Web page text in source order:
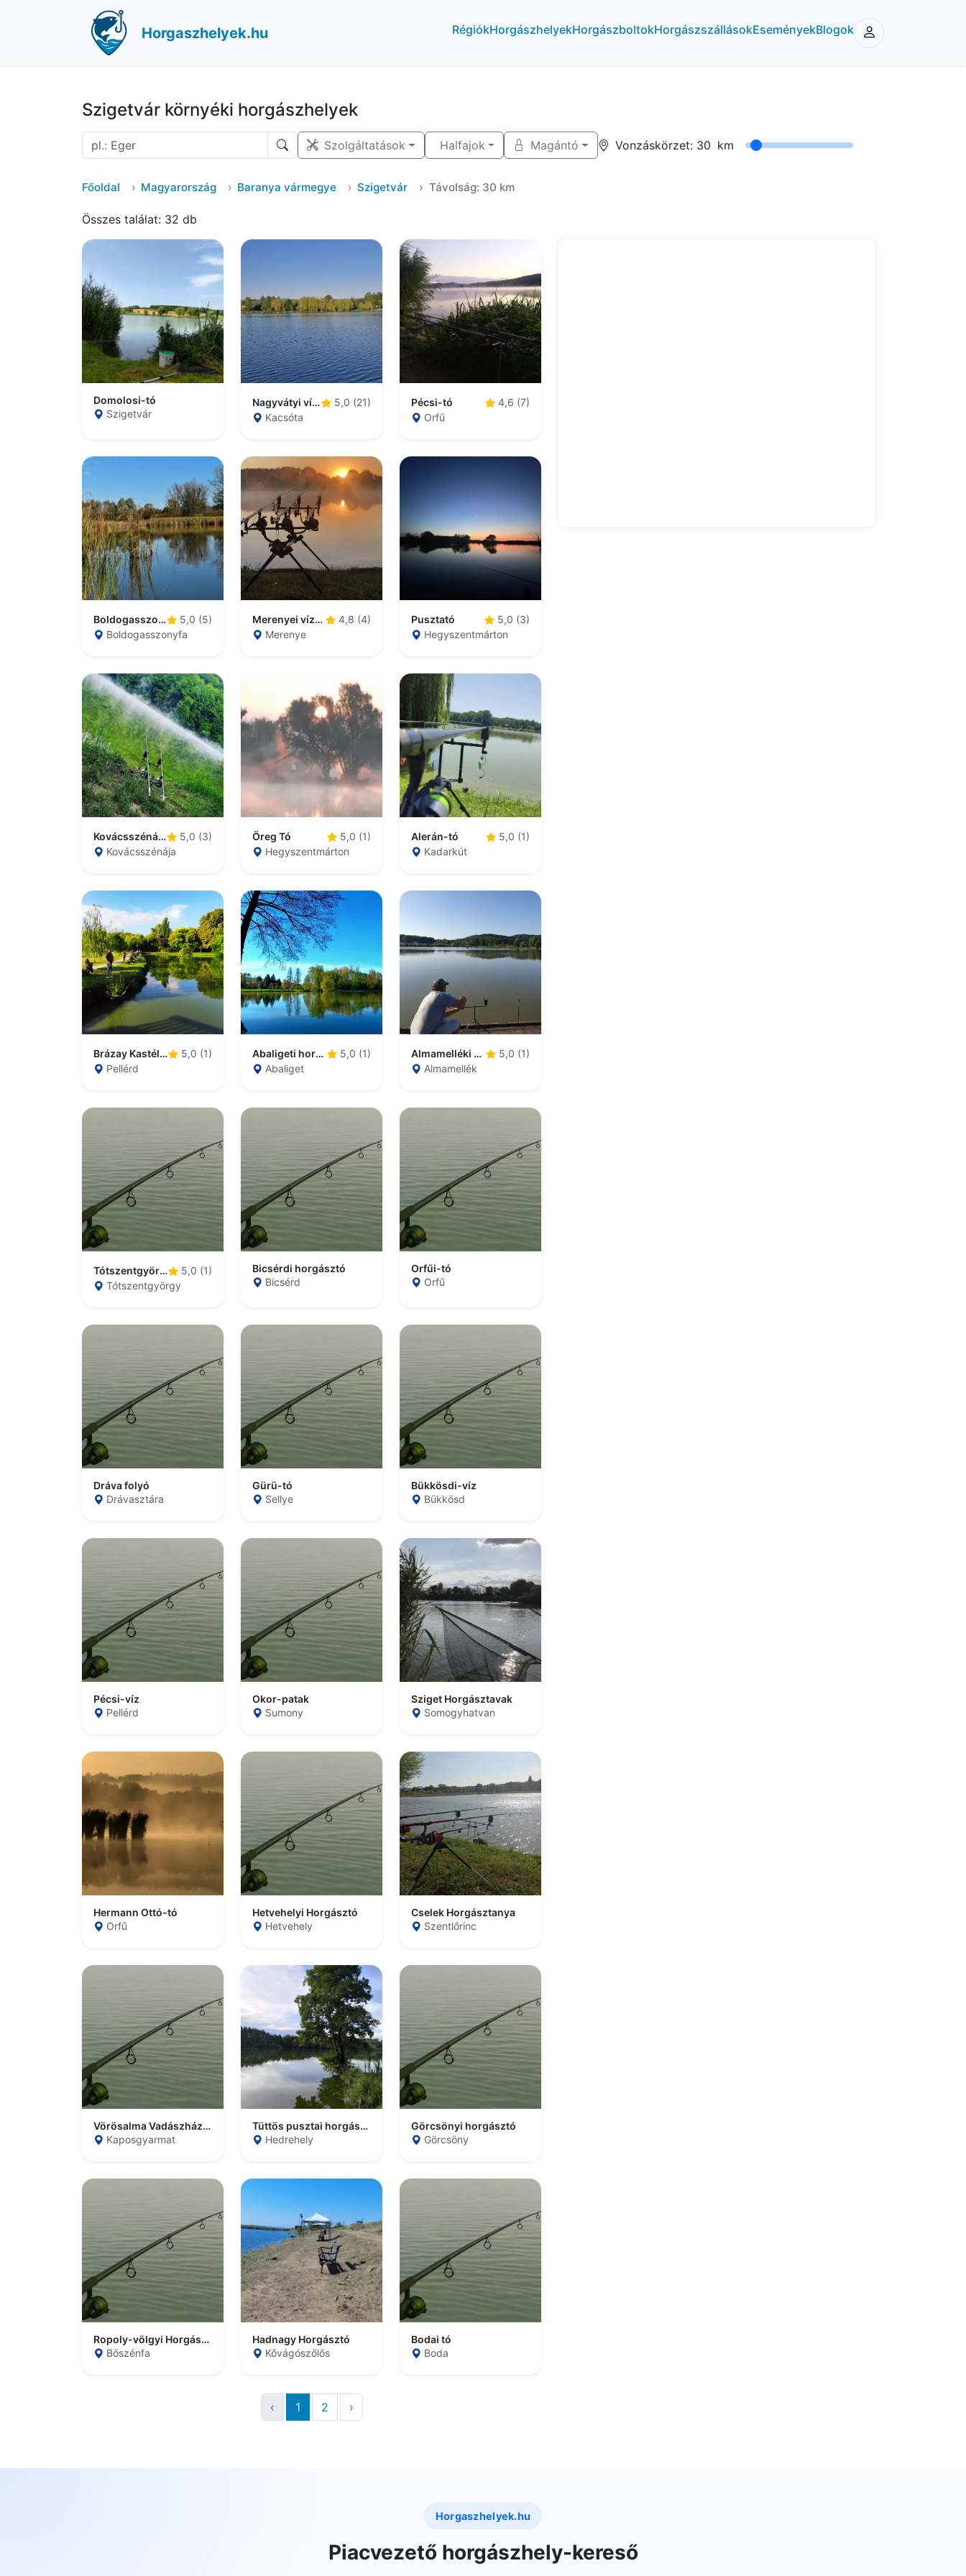
Horgaszhelyek.hu RégiókHorgászhelyekHorgászboltokHorgászszállásokEseményekBlogok
Szigetvár környéki horgászhelyek
Szolgáltatások Halfajok Magántó Vonzáskörzet: 30 km
Főoldal Magyarország Baranya vármegye Szigetvár Távolság: 30 km
Összes találat: 32 db
Domolosi-tó
Szigetvár
Nagyvátyi víztározó
5,0 (21)
Kacsóta
Pécsi-tó
4,6 (7)
Orfű
Boldogasszonyfa Horgásztanya
5,0 (5)
Boldogasszonyfa
Merenyei víztározó
4,8 (4)
Merenye
Pusztató
5,0 (3)
Hegyszentmárton
Kovácsszénájai-tó
5,0 (3)
Kovácsszénája
Öreg Tó
5,0 (1)
Hegyszentmárton
Alerán-tó
5,0 (1)
Kadarkút
Brázay Kastélypark Horgásztó
5,0 (1)
Pellérd
Abaligeti horgásztó
5,0 (1)
Abaliget
Almamelléki horgásztó
5,0 (1)
Almamellék
Tótszentgyörgyi horgásztó
5,0 (1)
Tótszentgyörgy
Bicsérdi horgásztó
Bicsérd
Orfűi-tó
Orfű
Dráva folyó
Drávasztára
Gürü-tó
Sellye
Bükkösdi-víz
Bükkösd
Pécsi-víz
Pellérd
Okor-patak
Sumony
Sziget Horgásztavak
Somogyhatvan
Hermann Ottó-tó
Orfű
Hetvehelyi Horgásztó
Hetvehely
Cselek Horgásztanya
Szentlőrinc
Vörösalma Vadászház és Horgásztó
Kaposgyarmat
Tüttös pusztai horgásztó
Hedrehely
Görcsönyi horgásztó
Görcsöny
Ropoly-völgyi Horgásztó
Bőszénfa
Hadnagy Horgásztó
Kővágószőlős
Bodai tó
Boda
‹ 1 2 ›
Horgaszhelyek.hu
Piacvezető horgászhely-kereső